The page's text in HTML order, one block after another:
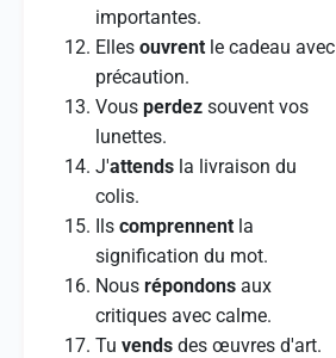
importantes.
Elles ouvrent le cadeau avec
précaution.
Vous perdez souvent vos
lunettes.
J'attends la livraison du
colis.
Ils comprennent la
signification du mot.
Nous répondons aux
critiques avec calme.
Tu vends des œuvres d'art.